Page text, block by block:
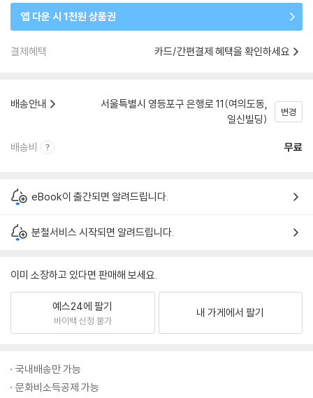
앱 다운 시 1천원 상품권
결제혜택 카드/간편결제 혜택을 확인하세요
배송안내
서울특별시 영등포구 은행로 11(여의도동,
일신빌딩)
변경
배송비 무료
eBook이 출간되면 알려드립니다.
분철서비스 시작되면 알려드립니다.
이미 소장하고 있다면 판매해 보세요.
예스24에 팔기
바이백 신청 불가
내 가게에서 팔기
국내배송만 가능
문화비소득공제 가능